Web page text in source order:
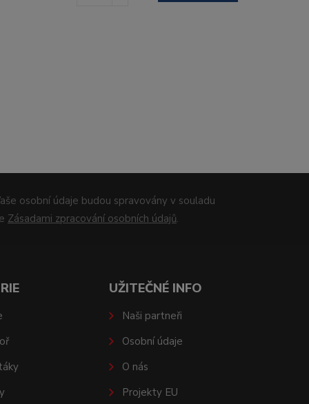
osobní údaje budou spravovány v souladu
Zásadami zpracování osobních údajů.
UŽITEČNÉ INFO
Naši partneři
Osobní údaje
O nás
Projekty EU